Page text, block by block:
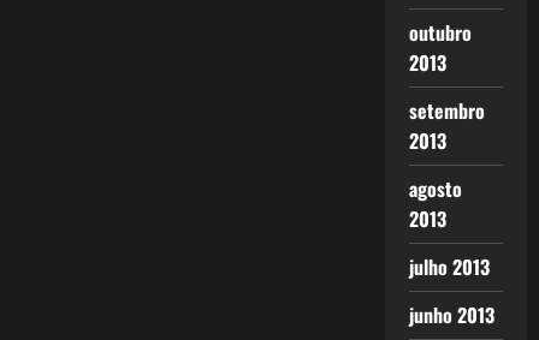
outubro
2013
setembro
2013
agosto
2013
julho 2013
junho 2013